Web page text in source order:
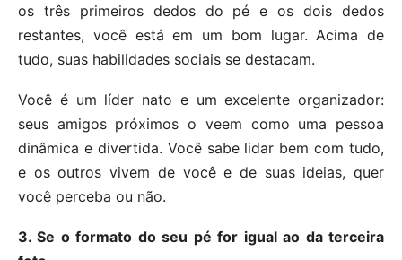
os três primeiros dedos do pé e os dois dedos
restantes, você está em um bom lugar. Acima de
tudo, suas habilidades sociais se destacam.
Você é um líder nato e um excelente organizador:
seus amigos próximos o veem como uma pessoa
dinâmica e divertida. Você sabe lidar bem com tudo,
e os outros vivem de você e de suas ideias, quer
você perceba ou não.
3. Se o formato do seu pé for igual ao da terceira